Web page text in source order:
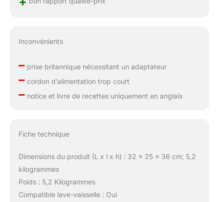
Inconvénients
–prise britannique nécessitant un adaptateur
–cordon d’alimentation trop court
–notice et livre de recettes uniquement en anglais
Fiche technique
Dimensions du produit (L x l x h) : 32 x 25 x 36 cm; 5,2
kilogrammes
Poids : 5,2 Kilogrammes
Compatible lave-vaisselle : Oui